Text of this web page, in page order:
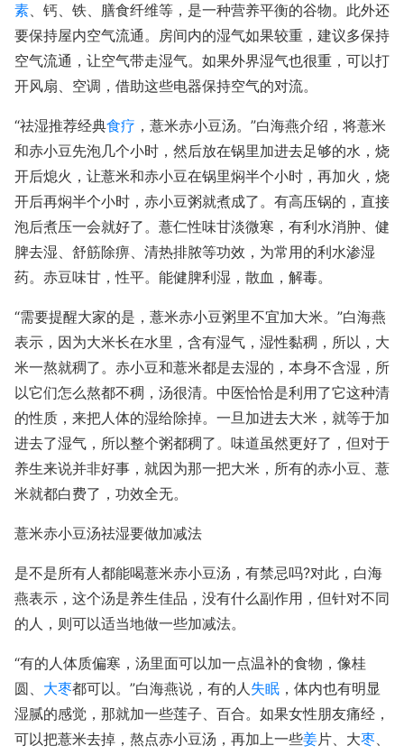
素、钙、铁、膳食纤维等，是一种营养平衡的谷物。此外还
要保持屋内空气流通。房间内的湿气如果较重，建议多保持
空气流通，让空气带走湿气。如果外界湿气也很重，可以打
开风扇、空调，借助这些电器保持空气的对流。
“祛湿推荐经典食疗 ，薏米赤小豆汤。”白海燕介绍，将薏米
和赤小豆先泡几个小时，然后放在锅里加进去足够的水，烧
开后熄火，让薏米和赤小豆在锅里焖半个小时，再加火，烧
开后再焖半个小时，赤小豆粥就煮成了。有高压锅的，直接
泡后煮压一会就好了。薏仁性味甘淡微寒，有利水消肿、健
脾去湿、舒筋除痹、清热排脓等功效，为常用的利水渗湿
药。赤豆味甘，性平。能健脾利湿，散血，解毒。
“需要提醒大家的是，薏米赤小豆粥里不宜加大米。”白海燕
表示，因为大米长在水里，含有湿气，湿性黏稠，所以，大
米一熬就稠了。赤小豆和薏米都是去湿的，本身不含湿，所
以它们怎么熬都不稠，汤很清。中医恰恰是利用了它这种清
的性质，来把人体的湿给除掉。一旦加进去大米，就等于加
进去了湿气，所以整个粥都稠了。味道虽然更好了，但对于
养生来说并非好事，就因为那一把大米，所有的赤小豆、薏
米就都白费了，功效全无。
薏米赤小豆汤祛湿要做加减法
是不是所有人都能喝薏米赤小豆汤，有禁忌吗?对此，白海
燕表示，这个汤是养生佳品，没有什么副作用，但针对不同
的人，则可以适当地做一些加减法。
“有的人体质偏寒，汤里面可以加一点温补的食物，像桂
圆、 大枣都可以。”白海燕说，有的人失眠 ，体内也有明显
湿腻的感觉，那就加一些莲子、百合。如果女性朋友痛经，
可以把薏米去掉，熬点赤小豆汤，再加上一些姜片、大枣、